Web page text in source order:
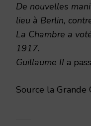
De nouvelles
lieu à Berlin,
La Chambre a
1917.
Guillaume II a
Source la